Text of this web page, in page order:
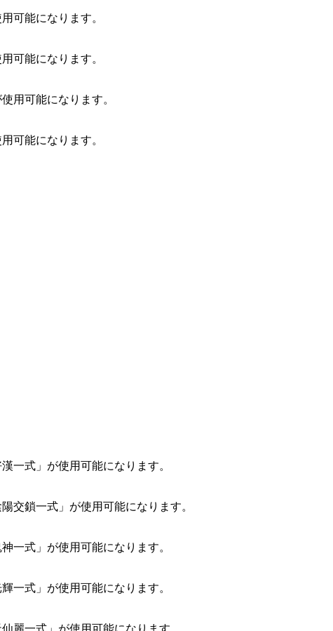
可能になります。
可能になります。
用可能になります。
可能になります。
一式」が使用可能になります。
交鎖一式」が使用可能になります。
一式」が使用可能になります。
一式」が使用可能になります。
麗一式」が使用可能になります。